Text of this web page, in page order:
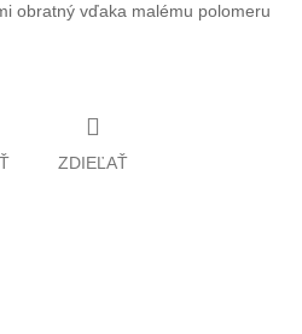
obratný vďaka malému polomeru
ZDIEĽAŤ